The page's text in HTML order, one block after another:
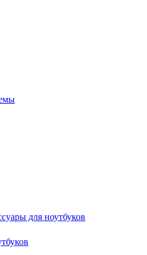
для ноутбуков